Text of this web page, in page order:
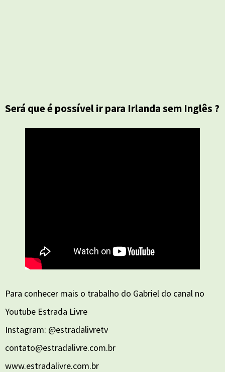
Será que é possível ir para Irlanda sem Inglês ?
Para conhecer mais o trabalho do Gabriel do canal no
Youtube Estrada Livre
Instagram: @estradalivretv
contato@estradalivre.com.br
www.estradalivre.com.br